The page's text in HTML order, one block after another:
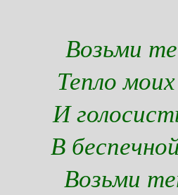
Возьми
Тепло
И
В
Возьми